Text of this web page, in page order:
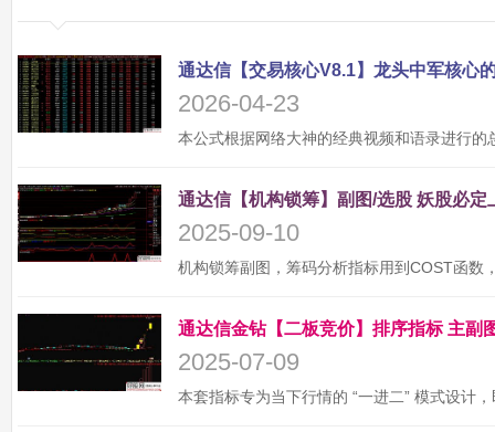
2026-04-23
2025-09-10
2025-07-09